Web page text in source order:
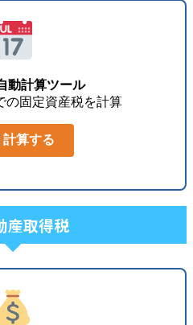
動計算ツール
の固定資産税を計算
計算する
産取得税